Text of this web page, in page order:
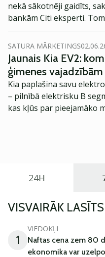
nekā sākotnēji gaidīts,
bankām Citi eksperti.
sagaidāms, ka Ķīna
pieauguma mērķi, lai gan
ambicioza.
SATURA MĀRKETINGS
Jaunais Kia EV2:
ģimenes vajadzībām
Kia paplašina savu
– pilnībā elektrisku B
kas kļūs par pieejamāko
24H
VISVAIRĀK LASĪTS
1
VIEDOKĻI
Naftas cena zem 80
ekonomika var